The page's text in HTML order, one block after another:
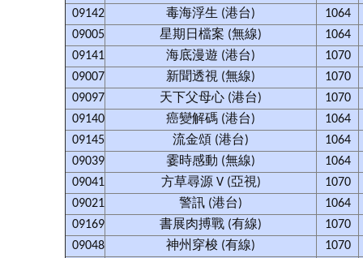
09142
毒海浮生 (港台)
1064
09005
星期日檔案 (無線)
1064
09141
海底漫遊 (港台)
1070
09007
新聞透視 (無線)
1070
09097
天下父母心 (港台)
1070
09140
癌變解碼 (港台)
1064
09145
流金頌 (港台)
1064
09039
霎時感動 (無線)
1064
09041
方草尋源 V (亞視)
1070
09021
警訊 (港台)
1064
09169
書展肉搏戰 (有線)
1070
09048
神州穿梭 (有線)
1070